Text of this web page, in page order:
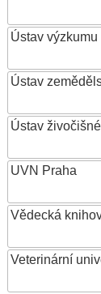
Ústav výzkumu
Ústav
Ústav
UVN Praha
Vědecká
Veterinární